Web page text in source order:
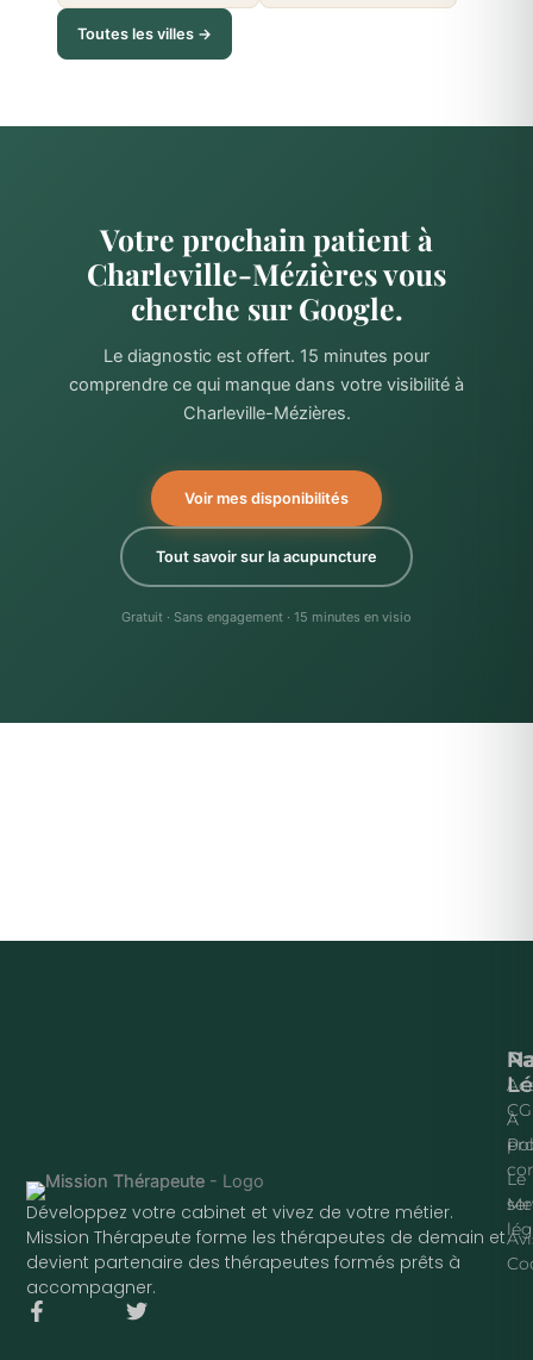
Toutes les villes →
Votre prochain patient à
Charleville-Mézières vous
cherche sur Google.
Le diagnostic est offert. 15 minutes pour
comprendre ce qui manque dans votre visibilité à
Charleville-Mézières.
Voir mes disponibilités
Tout savoir sur la acupuncture
Gratuit · Sans engagement · 15 minutes en visio
Développez votre cabinet et vivez de votre métier.
Mission Thérapeute forme les thérapeutes de demain et
devient partenaire des thérapeutes formés prêts à
accompagner.
F
T
À
Le